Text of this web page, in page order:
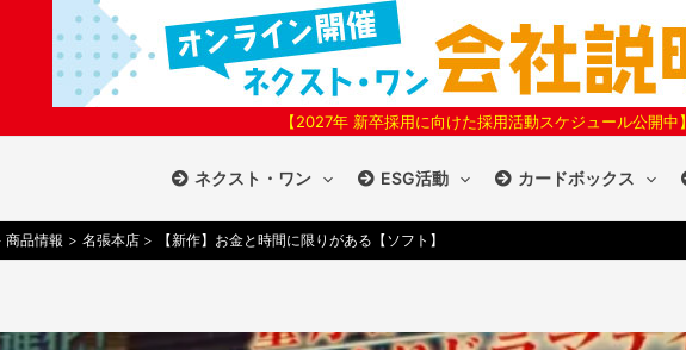
【2027年 新卒採用に向けた採用活動スケジュール公開中】
ネクスト・ワン ESG活動 カードボックス
商品情報 名張本店 【新作】お金と時間に限りがある【ソフト】